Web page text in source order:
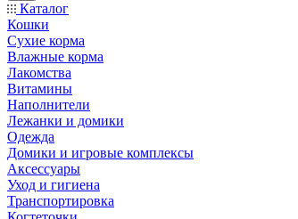
Каталог
Кошки
Сухие корма
Влажные корма
Лакомства
Витамины
Наполнители
Лежанки и домики
Одежда
Домики и игровые комплексы
Аксессуары
Уход и гигиена
Транспортировка